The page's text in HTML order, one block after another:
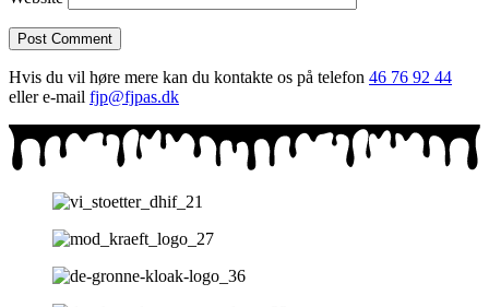
Hvis du vil høre mere kan du kontakte os på telefon 46 76 92 44
eller e-mail fjp@fjpas.dk